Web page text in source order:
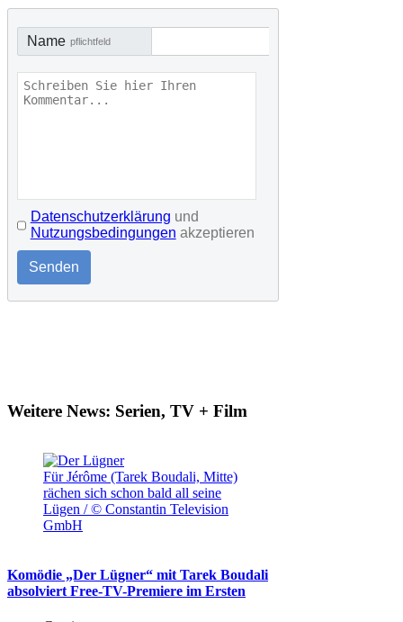
Name pflichtfeld
Datenschutzerklärung und
Nutzungsbedingungen akzeptieren
Senden
Weitere News: Serien, TV + Film
Für Jérôme (Tarek Boudali, Mitte)
rächen sich schon bald all seine
Lügen / © Constantin Television
GmbH
Komödie „Der Lügner“ mit Tarek Boudali
absolviert Free-TV-Premiere im Ersten